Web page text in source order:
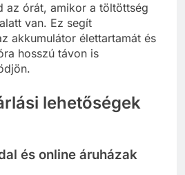
az órát, amikor a töltöttség
van. Ez segít
akkumulátor élettartamát és
hosszú távon is
lehetőségek
és online áruházak